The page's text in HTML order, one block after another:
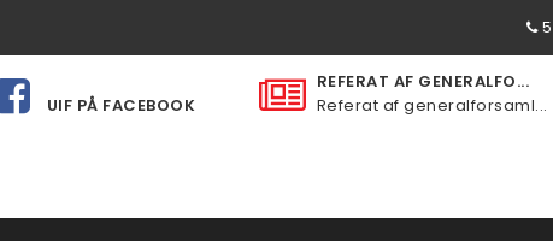
UIF PÅ FACEBOOK
REFERAT AF GENERALFO...
Referat af generalforsaml...